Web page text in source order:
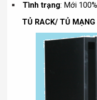
Tình trạng: Mới 100%
TỦ RACK/ TỦ